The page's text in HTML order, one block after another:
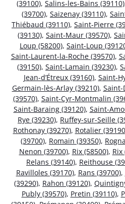
(39100), Salins-les-Bains (39110)
(39700), Saizenay (39110),
Thiébaud (39110), Saint-Pierre
(39130), Saint-Maur (39570),
Loup (58200), Saint-Loup
Saint-Laurent-la-Roche (39570),
(39150), Saint-Lamain (39230),
Jean-d’Étreux (39160), Saint-
Germain-lès-Arlay (39210), Saint-
(39570), Saint-Cyr-Montmalin
Saint-Baraing (39120), Saint-
Rye (39230), Ruffey-sur-Seille
Rothonay (39270), Rotalier
(39700), Romain (39350),
Nenon (39700), Rix (58500), Rix
Relans (39140), Reithouse
Ravilloles (39170), Rans (39700),
(39290), Rahon (39120),
Publy (39570), Pretin (39110),